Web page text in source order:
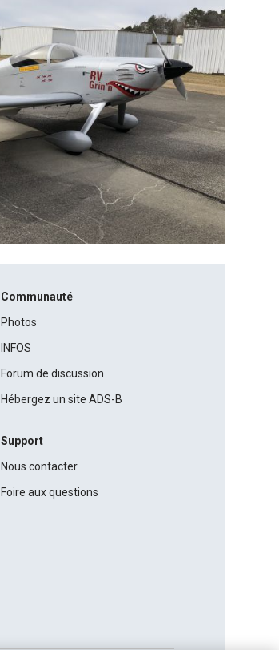
Communauté
Photos
INFOS
Forum de discussion
Hébergez un site ADS-B
Support
Nous contacter
Foire aux questions